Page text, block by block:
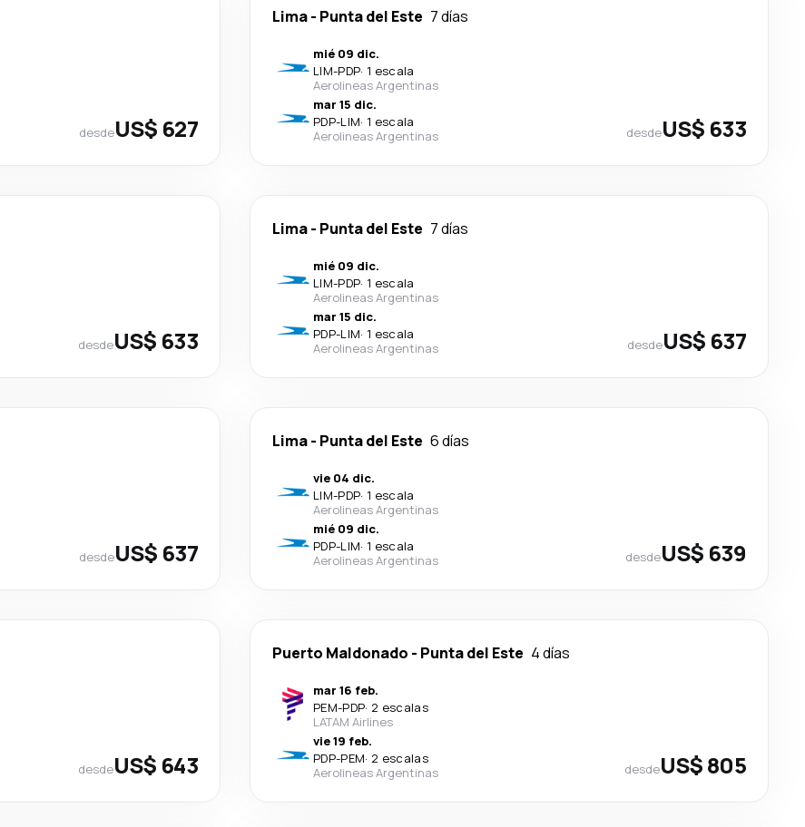
desdeUS$ 627
Lima- Punta del Este 7 días
mié 09 dic.
LIM-PDP· 1 escala
Aerolineas Argentinas
mar 15 dic.
PDP-LIM· 1 escala
Aerolineas Argentinas
desdeUS$ 633
desdeUS$ 633
Lima- Punta del Este 7 días
mié 09 dic.
LIM-PDP· 1 escala
Aerolineas Argentinas
mar 15 dic.
PDP-LIM· 1 escala
Aerolineas Argentinas
desdeUS$ 637
desdeUS$ 637
Lima- Punta del Este 6 días
vie 04 dic.
LIM-PDP· 1 escala
Aerolineas Argentinas
mié 09 dic.
PDP-LIM· 1 escala
Aerolineas Argentinas
desdeUS$ 639
desdeUS$ 643
Puerto Maldonado - Punta del Este 4 días
mar 16 feb.
PEM-PDP· 2 escalas
LATAM Airlines
vie 19 feb.
PDP-PEM· 2 escalas
Aerolineas Argentinas
desdeUS$ 805